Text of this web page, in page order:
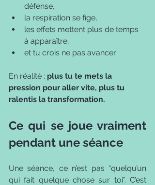
défense,
la respiration se fige,
les effets mettent plus de temps
à apparaître,
et tu crois ne pas avancer.
En réalité : plus tu te mets la
pression pour aller vite, plus tu
ralentis la transformation.
Ce qui se joue vraiment
pendant une séance
Une séance, ce n’est pas “quelqu’un
qui fait quelque chose sur toi”. C’est